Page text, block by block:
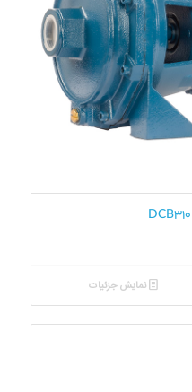
نمایش جزئیات